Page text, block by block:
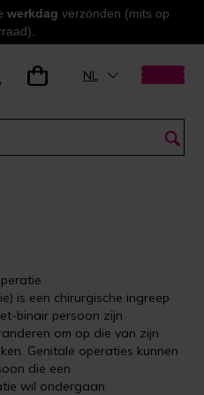
werkdag verzonden (mits op
NL
is een chirurgische ingreep
binair persoon zijn
om op die van zijn
Genitale operaties kunnen
die een
wil ondergaan.